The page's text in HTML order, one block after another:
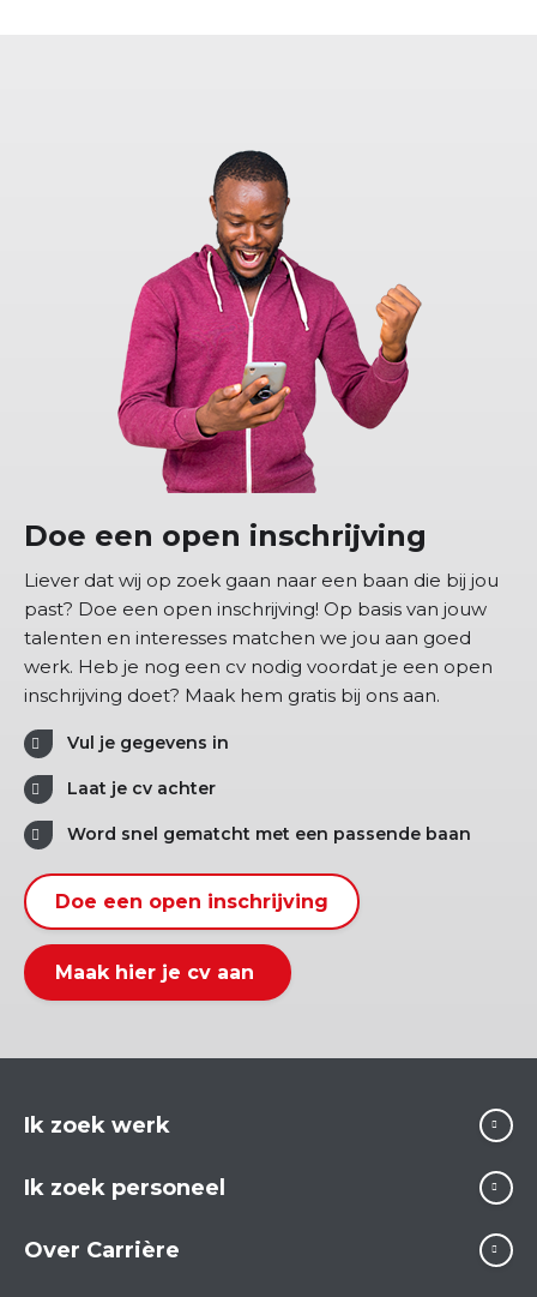
Doe een open inschrijving
Liever dat wij op zoek gaan naar een baan die bij jou
past? Doe een open inschrijving! Op basis van jouw
talenten en interesses matchen we jou aan goed
werk. Heb je nog een cv nodig voordat je een open
inschrijving doet? Maak hem gratis bij ons aan.
Vul je gegevens in
Laat je cv achter
Word snel gematcht met een passende baan
Doe een open inschrijving
Maak hier je cv aan
Ik zoek werk
Ik zoek personeel
Over Carrière